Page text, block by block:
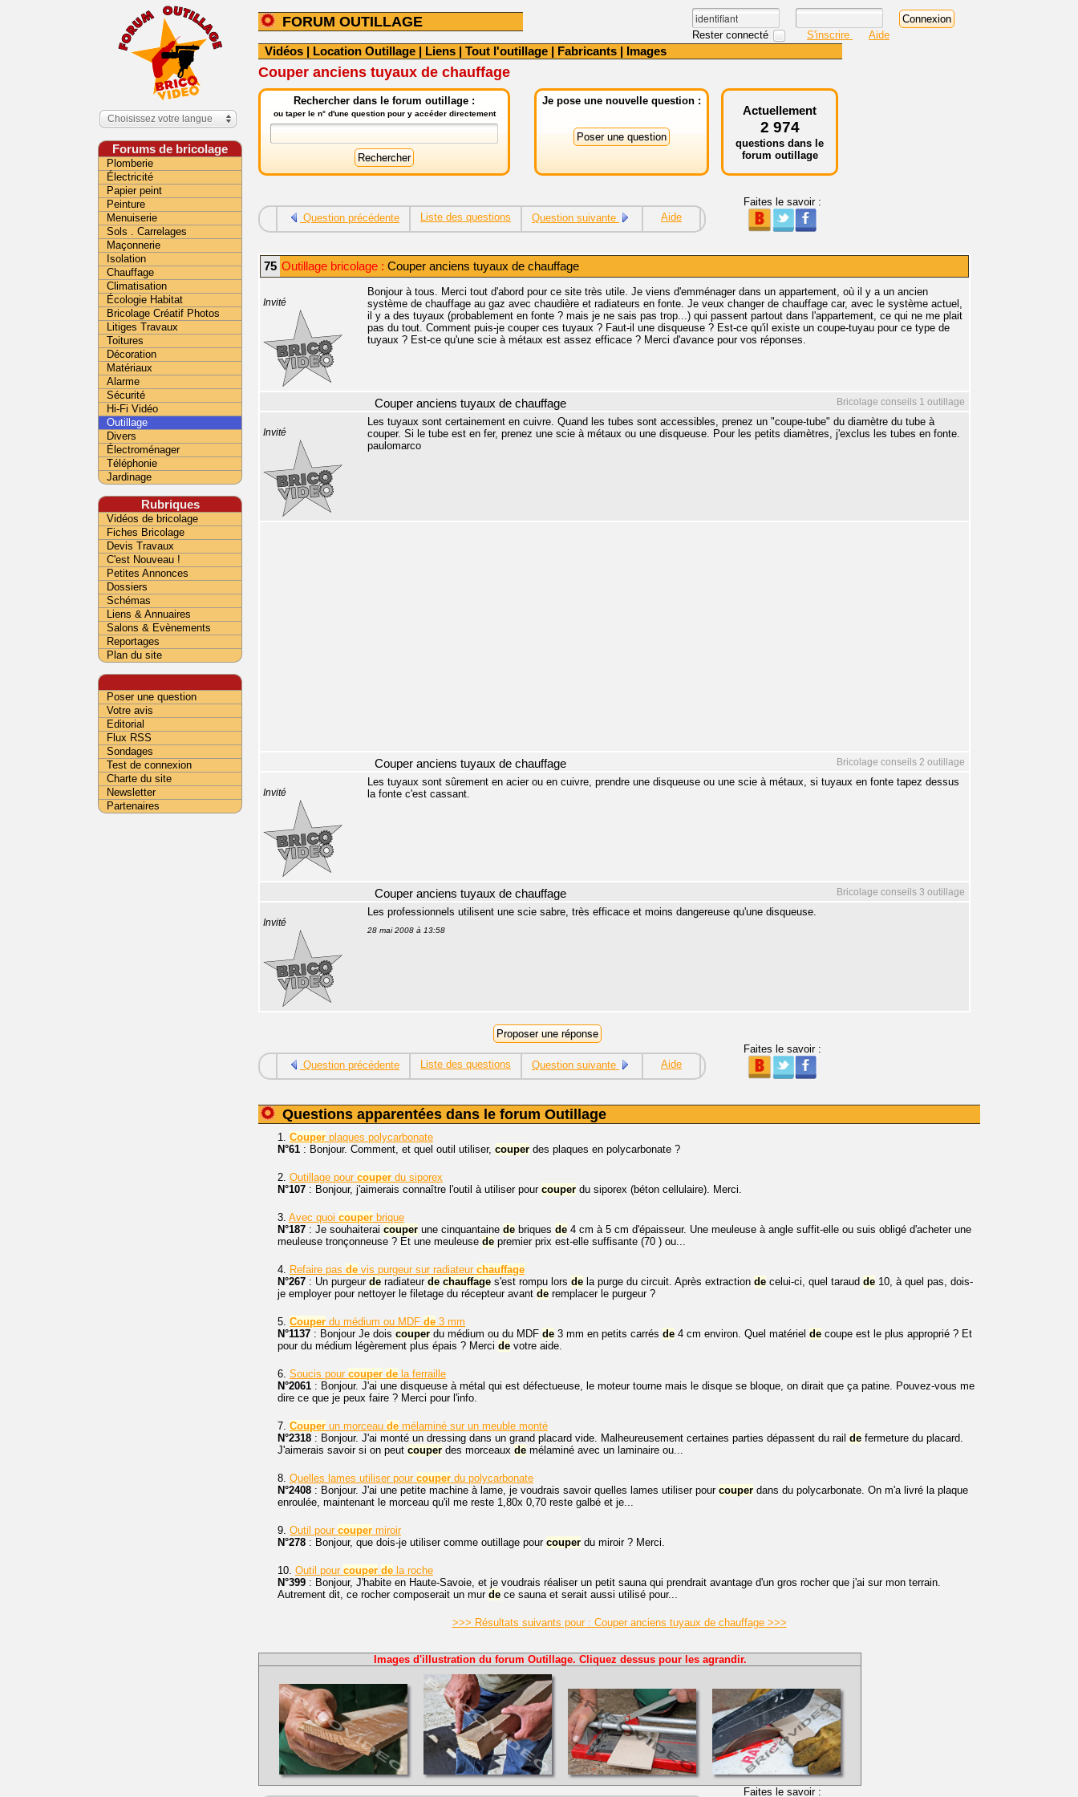
FORUM OUTILLAGE
Rester connecté S'inscrire Aide
Vidéos | Location Outillage | Liens | Tout l'outillage | Fabricants | Images
Couper anciens tuyaux de chauffage
Rechercher dans le forum outillage :
ou taper le n° d'une question pour y accéder directement
Je pose une nouvelle question :
Actuellement
2 974
questions dans le
forum outillage
Question précédente Liste des questions Question suivante Aide
Faites le savoir :
75 Outillage bricolage : Couper anciens tuyaux de chauffage
Invité
Bonjour à tous. Merci tout d'abord pour ce site très utile. Je viens d'emménager dans un appartement, où il y a un ancien
système de chauffage au gaz avec chaudière et radiateurs en fonte. Je veux changer de chauffage car, avec le système actuel,
il y a des tuyaux (probablement en fonte ? mais je ne sais pas trop...) qui passent partout dans l'appartement, ce qui ne me plait
pas du tout. Comment puis-je couper ces tuyaux ? Faut-il une disqueuse ? Est-ce qu'il existe un coupe-tuyau pour ce type de
tuyaux ? Est-ce qu'une scie à métaux est assez efficace ? Merci d'avance pour vos réponses.
Bricolage conseils 1 outillage
Couper anciens tuyaux de chauffage
Invité
Les tuyaux sont certainement en cuivre. Quand les tubes sont accessibles, prenez un "coupe-tube" du diamètre du tube à
couper. Si le tube est en fer, prenez une scie à métaux ou une disqueuse. Pour les petits diamètres, j'exclus les tubes en fonte.
paulomarco
Bricolage conseils 2 outillage
Couper anciens tuyaux de chauffage
Invité
Les tuyaux sont sûrement en acier ou en cuivre, prendre une disqueuse ou une scie à métaux, si tuyaux en fonte tapez dessus
la fonte c'est cassant.
Bricolage conseils 3 outillage
Couper anciens tuyaux de chauffage
Invité
Les professionnels utilisent une scie sabre, très efficace et moins dangereuse qu'une disqueuse.
28 mai 2008 à 13:58
Question précédente Liste des questions Question suivante Aide
Faites le savoir :
Questions apparentées dans le forum Outillage
1. Couper plaques polycarbonate
N°61 : Bonjour. Comment, et quel outil utiliser, couper des plaques en polycarbonate ?
2. Outillage pour couper du siporex
N°107 : Bonjour, j'aimerais connaître l'outil à utiliser pour couper du siporex (béton cellulaire). Merci.
3. Avec quoi couper brique
N°187 : Je souhaiterai couper une cinquantaine de briques de 4 cm à 5 cm d'épaisseur. Une meuleuse à angle suffit-elle ou suis obligé d'acheter une
meuleuse tronçonneuse ? Et une meuleuse de premier prix est-elle suffisante (70 ) ou...
4. Refaire pas de vis purgeur sur radiateur chauffage
N°267 : Un purgeur de radiateur de chauffage s'est rompu lors de la purge du circuit. Après extraction de celui-ci, quel taraud de 10, à quel pas, dois-
je employer pour nettoyer le filetage du récepteur avant de remplacer le purgeur ?
5. Couper du médium ou MDF de 3 mm
N°1137 : Bonjour Je dois couper du médium ou du MDF de 3 mm en petits carrés de 4 cm environ. Quel matériel de coupe est le plus approprié ? Et
pour du médium légèrement plus épais ? Merci de votre aide.
6. Soucis pour couper de la ferraille
N°2061 : Bonjour. J'ai une disqueuse à métal qui est défectueuse, le moteur tourne mais le disque se bloque, on dirait que ça patine. Pouvez-vous me
dire ce que je peux faire ? Merci pour l'info.
7. Couper un morceau de mélaminé sur un meuble monté
N°2318 : Bonjour. J'ai monté un dressing dans un grand placard vide. Malheureusement certaines parties dépassent du rail de fermeture du placard.
J'aimerais savoir si on peut couper des morceaux de mélaminé avec un laminaire ou...
8. Quelles lames utiliser pour couper du polycarbonate
N°2408 : Bonjour. J'ai une petite machine à lame, je voudrais savoir quelles lames utiliser pour couper dans du polycarbonate. On m'a livré la plaque
enroulée, maintenant le morceau qu'il me reste 1,80x 0,70 reste galbé et je...
9. Outil pour couper miroir
N°278 : Bonjour, que dois-je utiliser comme outillage pour couper du miroir ? Merci.
10. Outil pour couper de la roche
N°399 : Bonjour, J'habite en Haute-Savoie, et je voudrais réaliser un petit sauna qui prendrait avantage d'un gros rocher que j'ai sur mon terrain.
Autrement dit, ce rocher composerait un mur de ce sauna et serait aussi utilisé pour...
>>> Résultats suivants pour : Couper anciens tuyaux de chauffage >>>
Images d'illustration du forum Outillage. Cliquez dessus pour les agrandir.
Faites le savoir :
Choisissez votre langue
Forums de bricolage
Plomberie
Électricité
Papier peint
Peinture
Menuiserie
Sols . Carrelages
Maçonnerie
Isolation
Chauffage
Climatisation
Écologie Habitat
Bricolage Créatif Photos
Litiges Travaux
Toitures
Décoration
Matériaux
Alarme
Sécurité
Hi-Fi Vidéo
Outillage
Divers
Électroménager
Téléphonie
Jardinage
Rubriques
Vidéos de bricolage
Fiches Bricolage
Devis Travaux
C'est Nouveau !
Petites Annonces
Dossiers
Schémas
Liens & Annuaires
Salons & Evènements
Reportages
Plan du site
Poser une question
Votre avis
Editorial
Flux RSS
Sondages
Test de connexion
Charte du site
Newsletter
Partenaires